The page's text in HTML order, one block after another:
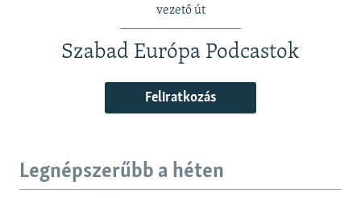
vezető út
Szabad Európa Podcastok
Feliratkozás
Legnépszerűbb a héten